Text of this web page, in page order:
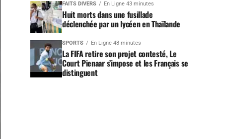
FAITS DIVERS En Ligne 43 minutes
Huit morts dans une fusillade
déclenchée par un lycéen en Thaïlande
SPORTS En Ligne 48 minutes
La FIFA retire son projet contesté, Le
Court Pienaar s’impose et les Français se
distinguent